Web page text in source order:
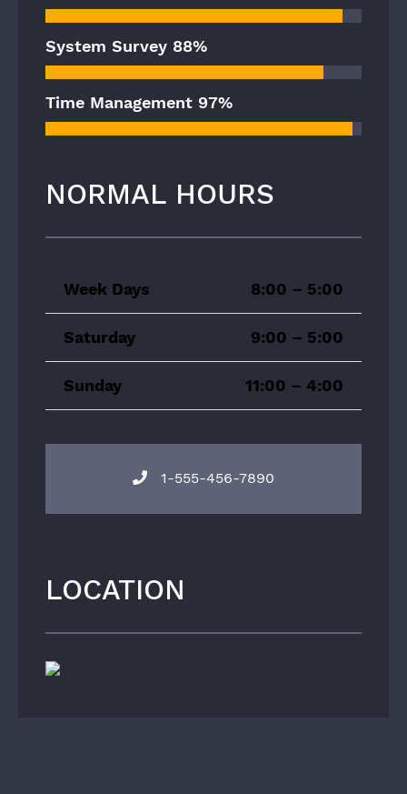
System Survey 88%
Time Management 97%
NORMAL HOURS
Week Days 8:00 – 5:00
Saturday 9:00 – 5:00
Sunday 11:00 – 4:00
1-555-456-7890
LOCATION